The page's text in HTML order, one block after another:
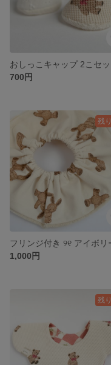
おしっこキャップ 2こセ
700円
残
1,000円
残